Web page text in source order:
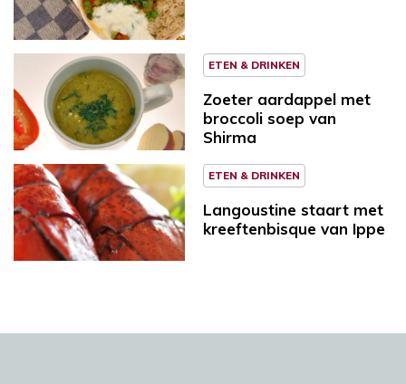
ETEN & DRINKEN
Zoeter aardappel met
broccoli soep van
Shirma
ETEN & DRINKEN
Langoustine staart met
kreeftenbisque van Ippe